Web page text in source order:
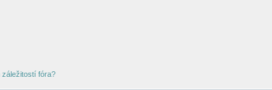
záležitostí fóra?